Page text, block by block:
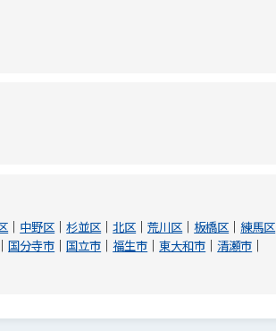
中野区 杉並区 北区 荒川区 板橋区
練馬区
国分寺市 国立市 福生市 東大和市
清瀬市